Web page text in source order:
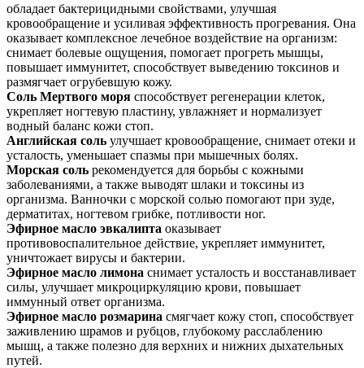
обладает бактерицидными свойствами, улучшая
кровообращение и усиливая эффективность прогревания. Она
оказывает комплексное лечебное воздействие на организм:
снимает болевые ощущения, помогает прогреть мышцы,
повышает иммунитет, способствует выведению токсинов и
размягчает огрубевшую кожу.
Соль Мертвого моря способствует регенерации клеток,
укрепляет ногтевую пластину, увлажняет и нормализует
водный баланс кожи стоп.
Английская соль улучшает кровообращение, снимает отеки и
усталость, уменьшает спазмы при мышечных болях.
Морская соль рекомендуется для борьбы с кожными
заболеваниями, а также выводят шлаки и токсины из
организма. Ванночки с морской солью помогают при зуде,
дерматитах, ногтевом грибке, потливости ног.
Эфирное масло эвкалипта оказывает
противовоспалительное действие, укрепляет иммунитет,
уничтожает вирусы и бактерии.
Эфирное масло лимона снимает усталость и восстанавливает
силы, улучшает микроциркуляцию крови, повышает
иммунный ответ организма.
Эфирное масло розмарина смягчает кожу стоп, способствует
заживлению шрамов и рубцов, глубокому расслаблению
мышц, а также полезно для верхних и нижних дыхательных
путей.